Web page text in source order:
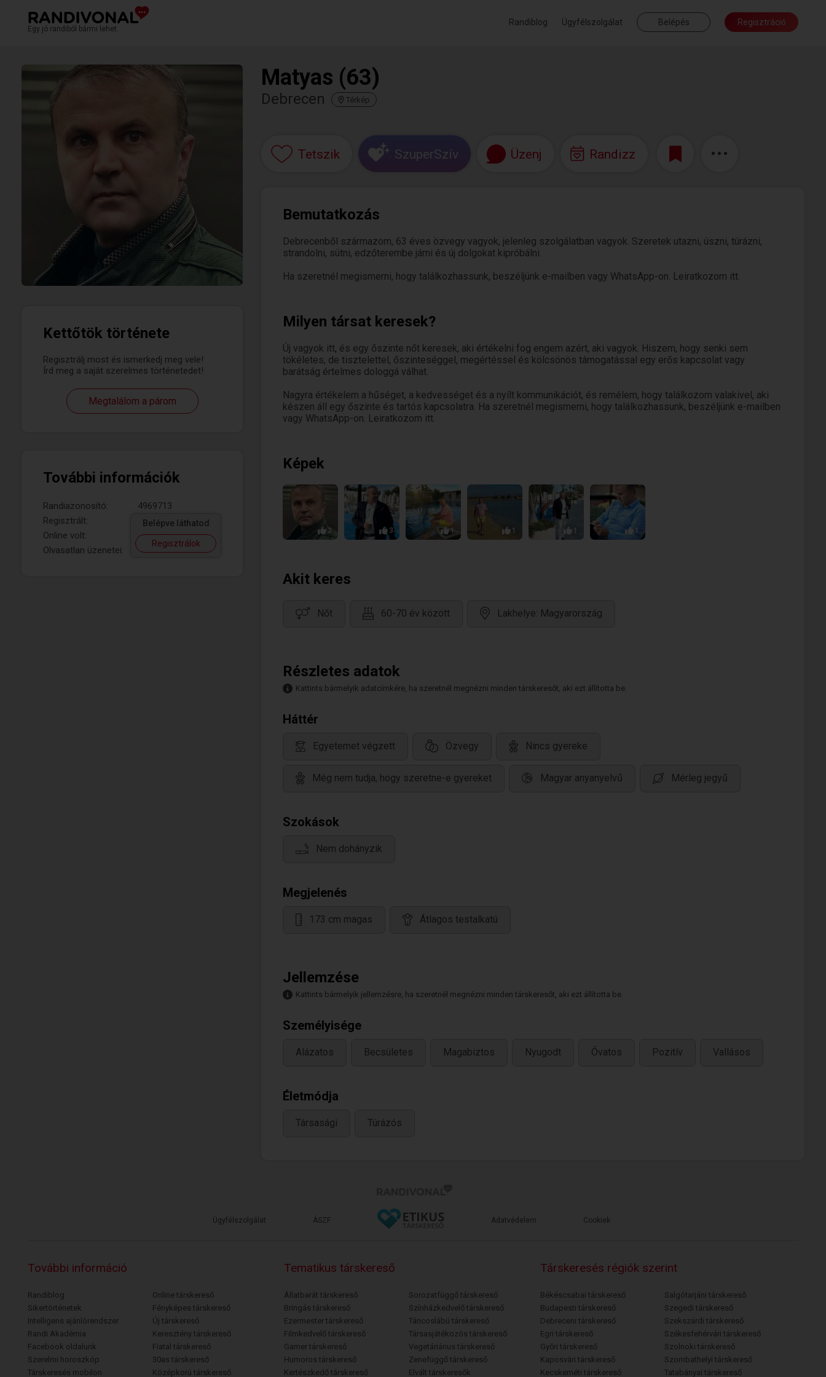
Egy jó randiból bármi lehet.
Randiblog Ügyfélszolgálat Belépés Regisztráció
Kettőtök története
Regisztrálj most és ismerkedj meg vele!
Írd meg a saját szerelmes történetedet!
Megtalálom a párom
További információk
Randiazonosító:
4969713
Regisztrált:
Online volt:
Olvasatlan üzenetei:
Belépve láthatod
Regisztrálok
Matyas (63)
Debrecen Térkép
Tetszik SzuperSzív Üzenj Randizz
Bemutatkozás
Debrecenből származom, 63 éves özvegy vagyok, jelenleg szolgálatban vagyok. Szeretek utazni, úszni, túrázni,
strandolni, sütni, edzőterembe járni és új dolgokat kipróbálni.
Ha szeretnél megismerni, hogy találkozhassunk, beszéljünk e-mailben vagy WhatsApp-on. Leiratkozom itt.
Milyen társat keresek?
Új vagyok itt, és egy őszinte nőt keresek, aki értékelni fog engem azért, aki vagyok. Hiszem, hogy senki sem
tökéletes, de tisztelettel, őszinteséggel, megértéssel és kölcsönös támogatással egy erős kapcsolat vagy
barátság értelmes dologgá válhat.
Nagyra értékelem a hűséget, a kedvességet és a nyílt kommunikációt, és remélem, hogy találkozom valakivel, aki
készen áll egy őszinte és tartós kapcsolatra. Ha szeretnél megismerni, hogy találkozhassunk, beszéljünk e-mailben
vagy WhatsApp-on. Leiratkozom itt.
Képek
2 3 1 1 1 1
Akit keres
Nőt 60-70 év között Lakhelye: Magyarország
Részletes adatok
Kattints bármelyik adatcímkére, ha szeretnél megnézni minden társkeresőt, aki ezt állította be.
Háttér
Egyetemet végzett Özvegy Nincs gyereke
Még nem tudja, hogy szeretne-e gyereket Magyar anyanyelvű Mérleg jegyű
Szokások
Nem dohányzik
Megjelenés
173 cm magas Átlagos testalkatú
Jellemzése
Kattints bármelyik jellemzésre, ha szeretnél megnézni minden társkeresőt, aki ezt állította be.
Személyisége
Alázatos Becsületes Magabiztos Nyugodt Óvatos Pozitív Vallásos
Életmódja
Társasági Túrázós
Ügyfélszolgálat ÁSZF Adatvédelem Cookiek
További információ
Randiblog
Sikertörténetek
Intelligens ajánlórendszer
Randi Akadémia
Facebook oldalunk
Szerelmi horoszkóp
Társkeresés mobilon
Online társkereső
Fényképes társkereső
Új társkereső
Keresztény társkereső
Fiatal társkereső
30as társkereső
Középkorú társkereső
Tematikus társkereső
Állatbarát társkereső
Bringás társkereső
Ezermester társkereső
Filmkedvelő társkereső
Gamer társkereső
Humoros társkereső
Kertészkedő társkereső
Sorozatfüggő társkereső
Színházkedvelő társkereső
Táncoslábú társkereső
Társasjátékozós társkereső
Vegetáriánus társkereső
Zenefüggő társkereső
Elvált társkeresők
Társkeresés régiók szerint
Békéscsabai társkereső
Budapesti társkereső
Debreceni társkereső
Egri társkereső
Győri társkereső
Kaposvári társkereső
Kecskeméti társkereső
Salgótarjáni társkereső
Szegedi társkereső
Szekszárdi társkereső
Székesfehérvári társkereső
Szolnoki társkereső
Szombathelyi társkereső
Tatabányai társkereső